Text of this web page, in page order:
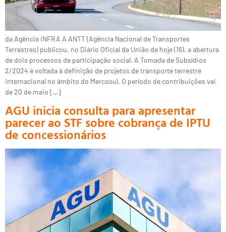
da Agência iNFRA A ANTT (Agência Nacional de Transportes
Terrestres) publicou, no Diário Oficial da União de hoje (16), a abertura
de dois processos de participação social. A Tomada de Subsídios
2/2024 é voltada à definição de projetos de transporte terrestre
internacional no âmbito do Mercosul. O período de contribuições vai
de 20 de maio […]
AGU inicia consulta para apresentar
parecer ao STF sobre cobrança de IPTU
de concessionários